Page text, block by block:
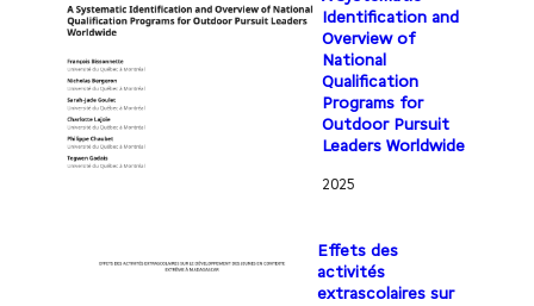
Identification and
Overview of
National
Qualification
Programs for
Outdoor Pursuit
Leaders Worldwide
2025
Effets des
activités
extrascolaires sur